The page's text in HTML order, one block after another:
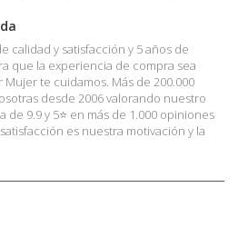
calidad y satisfacción y 5 años de
que la experiencia de compra sea
te cuidamos. Más de 200.000
desde 2006 valorando nuestro
9.9 y 5⭐ en más de 1.000 opiniones
es nuestra motivación y la